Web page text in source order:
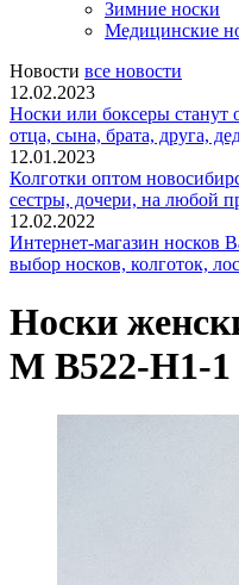
Зимние носки
Медицинские
Новости все новости
12.02.2023
Носки или боксеры
отца, сына, брата, друга,
12.01.2023
Колготки оптом
сестры, дочери, на любой
12.02.2022
Интернет-магазин носков
выбор носков, колготок,
Носки
М B522-H1-1